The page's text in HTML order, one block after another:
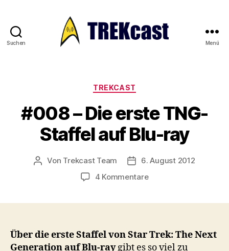
Suchen Menü
Kategorien
TREKCAST
#008 – Die erste TNG-
Staffel auf Blu-ray
Beitragsautor
Von Trekcast Team Veröffentlichungsdatum
6. August 2012
4 Kommentarezu
TNG-
Staffel
Über die erste Staffel von Star Trek: The Next
Generation auf Blu-raygibt es so viel zu